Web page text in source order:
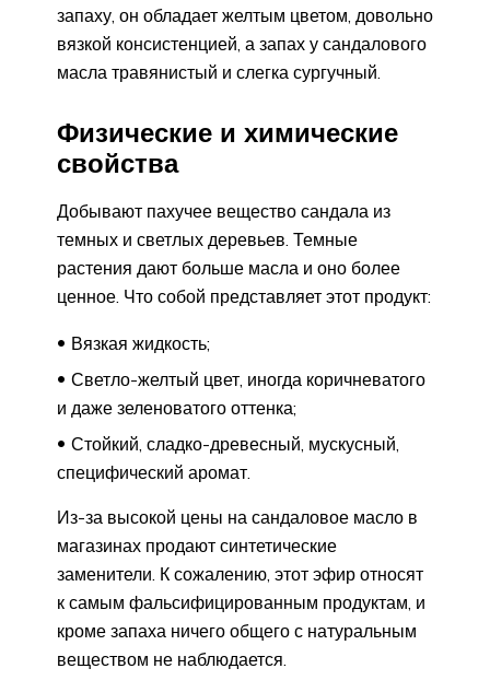
запаху, он обладает желтым цветом, довольно
вязкой консистенцией, а запах у сандалового
масла травянистый и слегка сургучный.
Физические и химические
свойства
Добывают пахучее вещество сандала из
темных и светлых деревьев. Темные
растения дают больше масла и оно более
ценное. Что собой представляет этот продукт:
Вязкая жидкость;
Светло-желтый цвет, иногда коричневатого
и даже зеленоватого оттенка;
Стойкий, сладко-древесный, мускусный,
специфический аромат.
Из-за высокой цены на сандаловое масло в
магазинах продают синтетические
заменители. К сожалению, этот эфир относят
к самым фальсифицированным продуктам, и
кроме запаха ничего общего с натуральным
веществом не наблюдается.